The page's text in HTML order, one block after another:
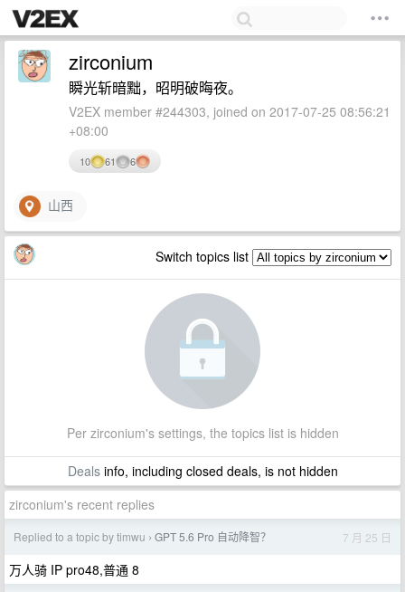
zirconium
瞬光斩暗黜，昭明破晦夜。
V2EX member #244303, joined on 2017-07-25 08:56:21
+08:00
10 61 6
山西
Switch topics list
Per zirconium's settings, the topics list is hidden
Dealsinfo, including closed deals, is not hidden
zirconium's recent replies
Replied to a topic by timwu › GPT 5.6 Pro 自动降智？ 7 月 25 日
万人骑 IP pro48,普通 8